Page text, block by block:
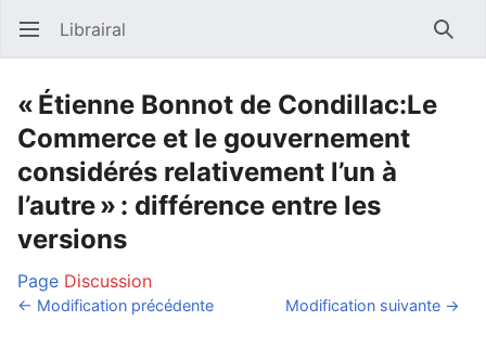
Ouvrir le menu principal Librairal
« Étienne Bonnot de Condillac:Le
Commerce et le gouvernement
considérés relativement l’un à
l’autre » : différence entre les
versions
Page Discussion
← Modification précédente Modification suivante →